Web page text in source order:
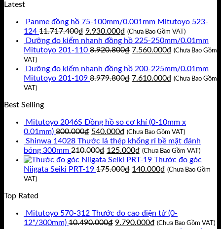
Latest
Panme đồng hồ 75-100mm/0.001mm Mitutoyo 523-
124 11.717.400₫ Giá
gốc
là:
9.930.000₫ Giá
hiện
tại
9.930.000₫.
(Chưa Bao Gồm VAT)
Dưỡng đo kiểm nhanh đồng hồ 225-250mm/0.01mm
Mitutoyo 201-110 8.920.800₫ Giá
là:
8.920.800₫.
7.560.000₫ Giá
tại
là:
(Chưa Bao Gồm
VAT)
Dưỡng đo kiểm nhanh đồng hồ 200-225mm/0.01mm
Mitutoyo 201-109 8.979.800₫ Giá
7.610.000₫ Giá
(Chưa Bao Gồm
VAT)
Best Selling
Mitutoyo 2046S Đồng hồ so cơ khí (0-10mm x
0.01mm) 800.000₫ Giá
gốc
là:
800.000₫.
540.000₫ Giá
hiện
tại
là:
540.000₫.
(Chưa Bao Gồm VAT)
Shinwa 14028 Thước lá thép khổng rỉ bề mặt đánh
bóng 300mm 210.000₫ Giá
gốc
là:
125.000₫ Giá
hiện
tại
(Chưa Bao Gồm VAT)
Thước đo góc
Niigata Seiki PRT-19 175.000₫ Giá
140.000₫ Giá
(Chưa Bao Gồm
VAT)
Top Rated
Mitutoyo 570-312 Thước đo cao điện tử (0-
12"/300mm) 10.490.000₫ Giá
9.790.000₫ Giá
(Chưa Bao Gồm VAT)